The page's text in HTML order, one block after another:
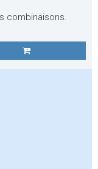
combinaisons.